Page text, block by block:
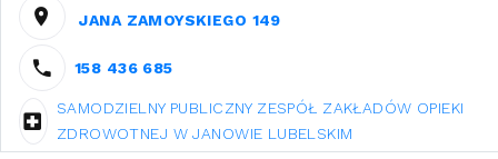
JANA ZAMOYSKIEGO 149
158 436 685
SAMODZIELNY PUBLICZNY ZESPÓŁ ZAKŁADÓW OPIEKI
ZDROWOTNEJ W JANOWIE LUBELSKIM